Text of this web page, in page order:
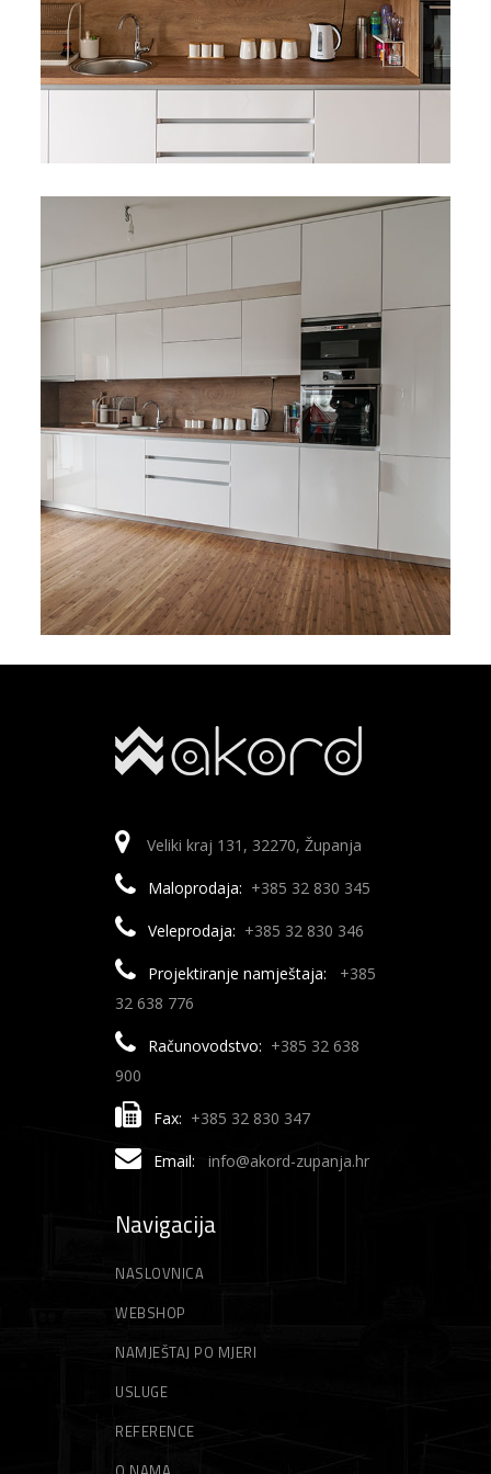
Veliki kraj 131, 32270, Županja
Maloprodaja: +385 32 830 345
Veleprodaja: +385 32 830 346
Projektiranje namještaja:
+385
32 638 776
Računovodstvo: +385 32 638
900
Fax: +385 32 830 347
Email: info@akord-zupanja.hr
Navigacija
NASLOVNICA
WEBSHOP
NAMJEŠTAJ PO MJERI
USLUGE
REFERENCE